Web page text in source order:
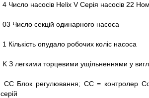
4 Число насосів Helix V Серія насосів 22
03 Число секцій одинарного насоса
1 Кількість опудало робочих коліс насоса
K З легкими торцевими ущільненнями у
CC Блок регулювання; CC = контролер
серій